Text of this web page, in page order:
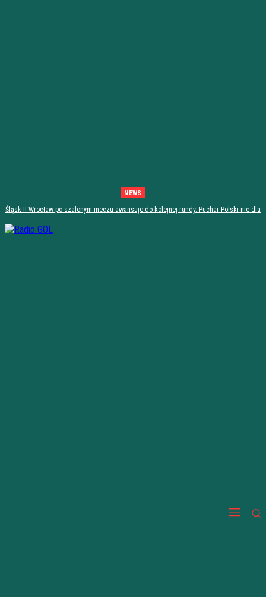
NEWS
Śląsk II Wrocław po szalonym meczu awansuje do kolejnej rundy. Puchar Polski nie dla